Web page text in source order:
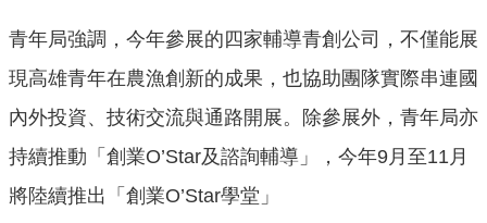
青年局強調，今年參展的四家輔導青創公司，不僅能展
現高雄青年在農漁創新的成果，也協助團隊實際串連國
內外投資、技術交流與通路開展。除參展外，青年局亦
持續推動「創業O’Star及諮詢輔導」，今年9月至11月
將陸續推出「創業O’Star學堂」